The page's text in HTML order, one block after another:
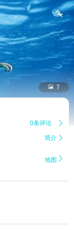
 7
0条评论 
简介 
地图 